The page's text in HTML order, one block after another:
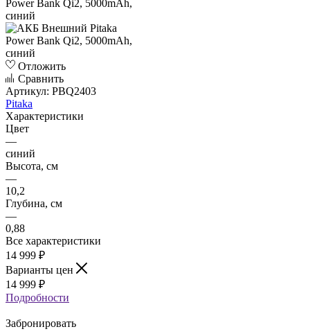
Отложить
Сравнить
Артикул: PBQ2403
Pitaka
Характеристики
Цвет
—
синий
Высота, см
—
10,2
Глубина, см
—
0,88
Все характеристики
14 999 ₽
Варианты цен
14 999 ₽
Подробности
Забронировать